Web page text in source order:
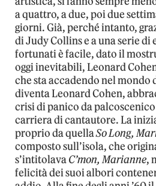
a quattro, a due, poi due
giorni. Già, perché intanto,
di Judy Collins e a una serie di
fortunati è facile, dato il
oggi inevitabili, Leonard
che sta accadendo nel mondo
diventa Leonard Cohen,
crisi di panico da
carriera di cantautore. La
proprio da quellaSo Long,
composto sull’isola, che
s’intitolavaC’mon, Marianne,
felicità dei suoi albori